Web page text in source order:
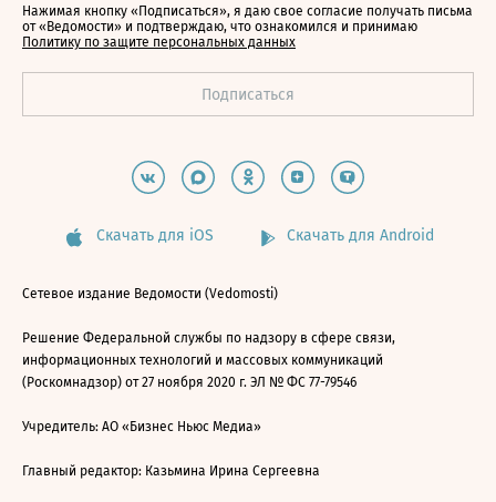
Нажимая кнопку «Подписаться», я даю свое согласие получать письма
от «Ведомости» и подтверждаю, что ознакомился и принимаю
Политику по защите персональных данных
Скачать для iOS Скачать для Android
Сетевое издание Ведомости (Vedomosti)
Решение Федеральной службы по надзору в сфере связи,
информационных технологий и массовых коммуникаций
(Роскомнадзор) от 27 ноября 2020 г. ЭЛ № ФС 77-79546
Учредитель: АО «Бизнес Ньюс Медиа»
Главный редактор: Казьмина Ирина Сергеевна